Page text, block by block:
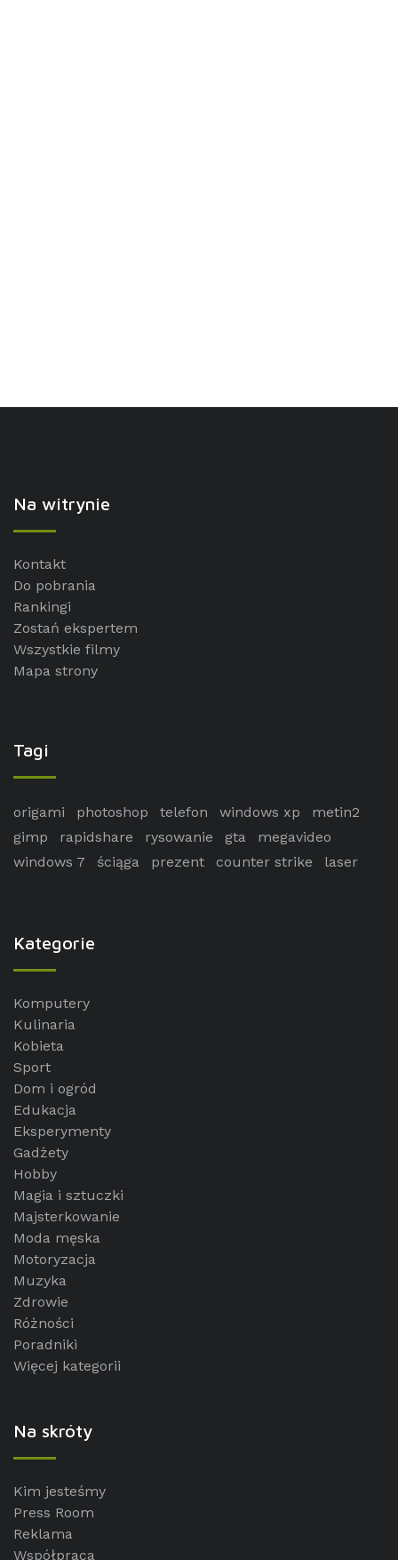
Na witrynie
Kontakt
Do pobrania
Rankingi
Zostań ekspertem
Wszystkie filmy
Mapa strony
Tagi
origami photoshop telefon windows xp
metin2
gimp
rapidshare rysowanie gta
megavideo
windows 7
ściąga prezent counter strike laser
Kategorie
Komputery
Kulinaria
Kobieta
Sport
Dom i ogród
Edukacja
Eksperymenty
Gadżety
Hobby
Magia i sztuczki
Majsterkowanie
Moda męska
Motoryzacja
Muzyka
Zdrowie
Różności
Poradniki
Więcej kategorii
Na skróty
Kim jesteśmy
Press Room
Reklama
Współpraca